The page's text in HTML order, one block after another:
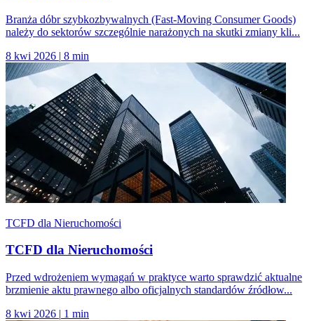
Branża dóbr szybkozbywalnych (Fast-Moving Consumer Goods)
należy do sektorów szczególnie narażonych na skutki zmiany kli...
8 kwi 2026 | 8 min
TCFD dla Nieruchomości
TCFD dla Nieruchomości
Przed wdrożeniem wymagań w praktyce warto sprawdzić aktualne
brzmienie aktu prawnego albo oficjalnych standardów źródłow...
8 kwi 2026 | 1 min